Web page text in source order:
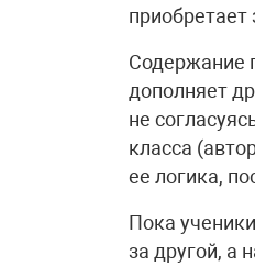
Содержание
дополняет
не
класса
ее логика,
Пока
за другой, а